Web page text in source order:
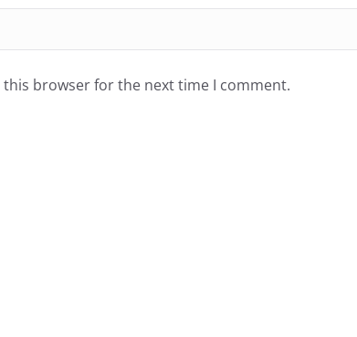
this browser for the next time I comment.